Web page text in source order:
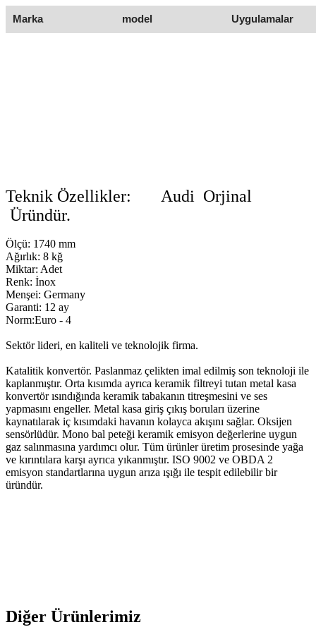
Marka model Uygulamalar
Teknik Özellikler: Audi Orjinal
Üründür.
Ölçü: 1740 mm
Ağırlık: 8 kğ
Miktar: Adet
Renk: İnox
Menşei: Germany
Garanti: 12 ay
Norm:Euro - 4
Sektör lideri, en kaliteli ve teknolojik firma.
Katalitik konvertör. Paslanmaz çelikten imal edilmiş son teknoloji ile
kaplanmıştır. Orta kısımda ayrıca keramik filtreyi tutan metal kasa
konvertör ısındığında keramik tabakanın titreşmesini ve ses
yapmasını engeller. Metal kasa giriş çıkış boruları üzerine
kaynatılarak iç kısımdaki havanın kolayca akışını sağlar. Oksijen
sensörlüdür. Mono bal peteği keramik emisyon değerlerine uygun
gaz salınmasına yardımcı olur. Tüm ürünler üretim prosesinde yağa
ve kırıntılara karşı ayrıca yıkanmıştır. ISO 9002 ve OBDA 2
emisyon standartlarına uygun arıza ışığı ile tespit edilebilir bir
üründür.
Diğer Ürünlerimiz